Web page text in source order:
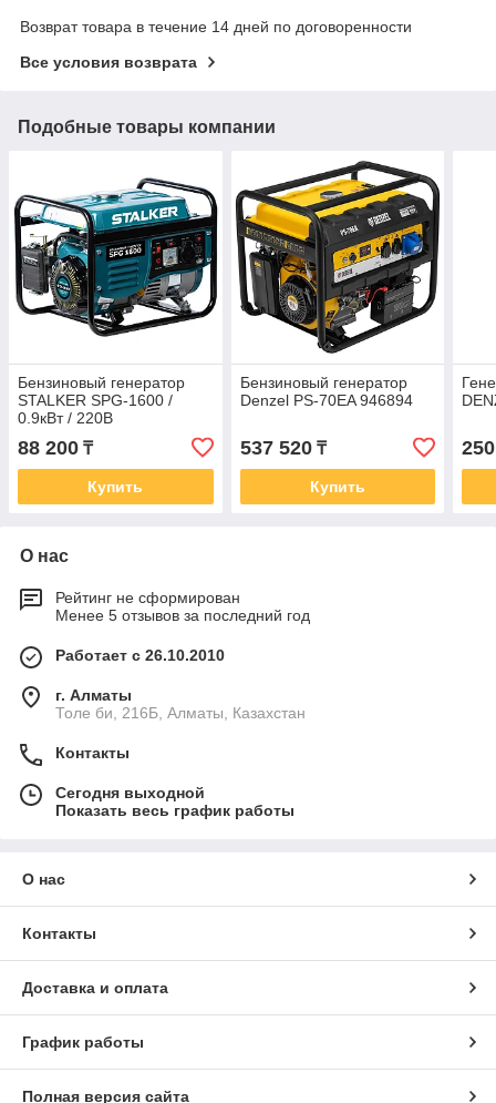
Возврат товара в течение 14 дней по договоренности
Все условия возврата
Подобные товары компании
Бензиновый генератор
STALKER SPG-1600 /
0.9кВт / 220В
88 200 ₸
Купить
Бензиновый генератор
Denzel PS-70EA 946894
537 520₸
Купить
О нас
Рейтинг не сформирован
Менее 5 отзывов за последний год
Работает с 26.10.2010
г. Алматы
Толе би, 216Б, Алматы, Казахстан
Контакты
Сегодня выходной
Показать весь график работы
О нас
Контакты
Доставка и оплата
График работы
Полная версия сайта